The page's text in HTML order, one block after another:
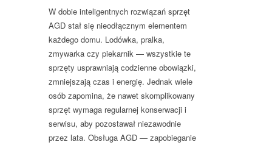
W dobie inteligentnych rozwiązań sprzęt
AGD stał się nieodłącznym elementem
każdego domu. Lodówka, pralka,
zmywarka czy piekarnik — wszystkie te
sprzęty usprawniają codzienne obowiązki,
zmniejszają czas i energię. Jednak wiele
osób zapomina, że nawet skomplikowany
sprzęt wymaga regularnej konserwacji i
serwisu, aby pozostawał niezawodnie
przez lata. Obsługa AGD — zapobieganie